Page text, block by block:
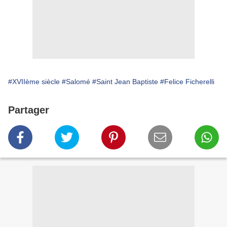
#XVIIème siècle #Salomé #Saint Jean Baptiste #Felice Ficherelli
Partager